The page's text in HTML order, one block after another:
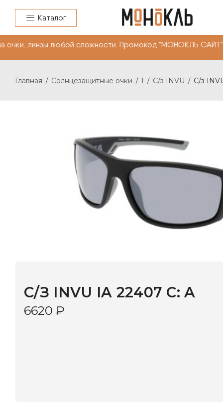
Каталог
любой сложности. Промокод
Главная / Солнцезащитные очки / I / С/з INVU / С/з